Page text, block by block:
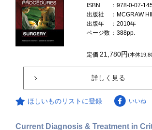
ISBN
：978-0-07-
出版社
：MCGRAW
出版年
：2010年
ページ数 ：388pp.
定価 21,780円(本体
詳しく見る
ほしいものリストに登録 いいね
Current Diagnosis & Treatment in